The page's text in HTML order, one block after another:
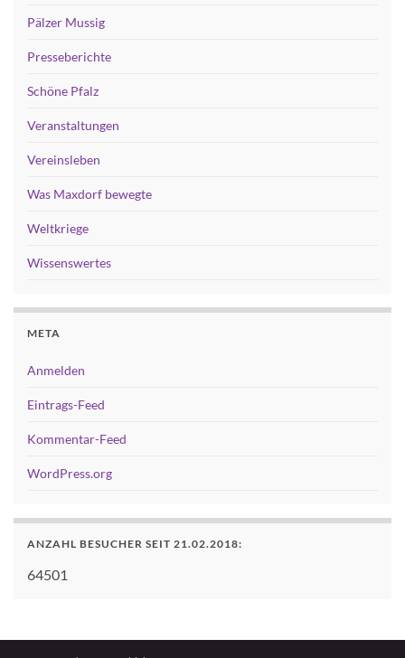
Pälzer Mussig
Presseberichte
Schöne Pfalz
Veranstaltungen
Vereinsleben
Was Maxdorf bewegte
Weltkriege
Wissenswertes
META
Anmelden
Eintrags-Feed
Kommentar-Feed
WordPress.org
ANZAHL BESUCHER SEIT 21.02.2018:
64501